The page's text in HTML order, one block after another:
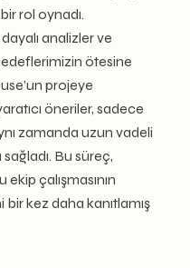
rol oynadı.
analizler ve
ötesine
projeye
öneriler, sadece
zamanda uzun vadeli
Bu süreç,
çalışmasının
bir kez daha kanıtlamış